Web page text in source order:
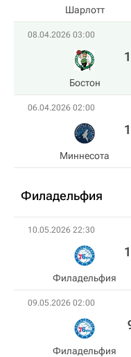
Шарлотт
08.04.2026 03:00
Бостон
06.04.2026 02:00
Миннесота
Филадельфия
10.05.2026 22:30
Филадельфия
09.05.2026 02:00
Филадельфия